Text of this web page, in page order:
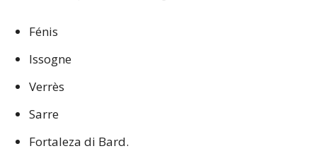
Fénis
Issogne
Verrès
Sarre
Fortaleza di Bard.